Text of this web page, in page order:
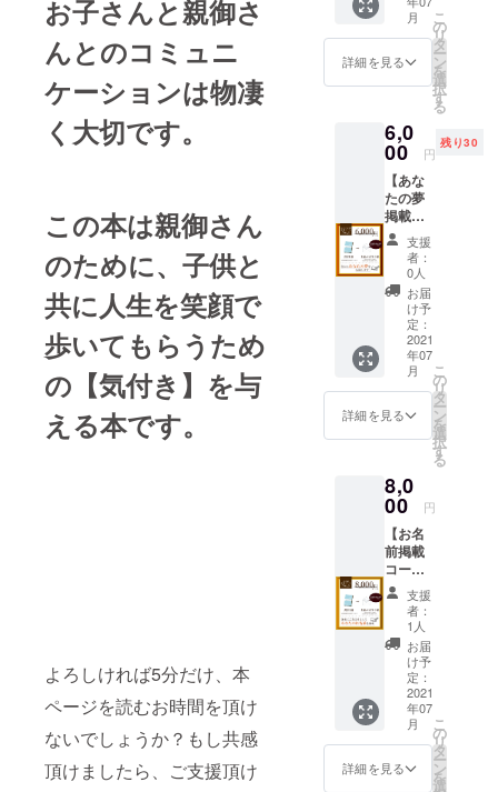
お子さんと親御さ
んとのコミュニ
ケーションは物凄
く大切です。
この本は親御さん
のために、子供と
共に人生を笑顔で
歩いてもらうため
の【気付き】を与
える本です。
よろしければ5分だけ、本
ページを読むお時間を頂け
ないでしょうか？もし共感
頂けましたら、ご支援頂け
て順次
お届け
す。
援者の
任意の
で手紙
を書か
ます(字
は綺麗
ではあ
りませ
んので
ご了承
くださ
い！) ま
た、書
いてい
る様子
をライ
ブ配信
でもお
見せい
す。絶
対全員
筆しま
す！
（CAM
PFIRE
より事
前にお
知らせ
しま
す）
チャレ
ンジが
終了次
第、完
成書籍
と感謝
を添え
で目を
引く動
画を
使って
ましょ
う！ サ
ンプル
動画は
こちら
正方形
Ver：
https://
youtub
e.com/s
horts/_f
YdH6C
O_v0?
feature
=share
ver：
https://
Ub0-
7ys 動
画作成
の流れ
①クラ
ファン
終了後
にこち
らから
ご連絡
を差し
上げま
すの
で、
メール
スを必
コピー
すれば
大量に
作るこ
一人お
一人
ちゃん
とお礼
をした
いので
直接お
名前入
り（応
援者の
任意の
名前）
で手紙
を書か
せてい
ただき
ます(字
んので
ご了承
くださ
い！) ま
た、書
いてい
る様子
をライ
ブ配信
でもお
見せい
たしま
す。絶
対全員
分の手
筆しま
意の名
前） ▶︎
お礼の
手紙全
員分を
直筆で
しま
す。※全
員分の
手紙を
ライブ
配信で
直筆し
ます。
※応援頂
いた方
には完
成書籍
と、感
謝の手
紙を直
筆でお
送りし
※巻末に
者とし
てあな
たのお
名前
（備考
欄に表
記した
いお名
前をご
入力く
ださ
い）を
掲載さ
せてい
ただき
ます。
※手紙は
月
詳細を見る
こ
の
リ
タ
ー
ン
を
選
択
す
る
6,0
00 円
残り30
【あな
たの夢
掲載
コー
ス】 ▶︎
書籍１
冊 ▶︎あ
なたの
夢を掲
載しま
す（あ
なたの
任意の
お名前
入り）
▶︎お礼
全員分
を直筆
でお渡
ししま
す。※全
員分の
手紙を
ライブ
配信で
直筆し
ます。
※応援頂
いた方
には完
成書籍
と、感
謝の手
支援
者：
0人
お届
け予
定：
2021
年07
月
詳細を見る
こ
の
リ
タ
ー
ン
を
選
択
す
る
8,0
00 円
【お名
前掲載
コー
ス】 ▶︎
書籍3冊
▶︎巻末
にお名
前記載
（任意
の名
前） ▶︎
お礼の
手紙全
員分を
直筆で
支援
者：
1人
お届
け予
定：
2021
年07
月
詳細を見る
こ
の
リ
タ
ー
ン
を
選